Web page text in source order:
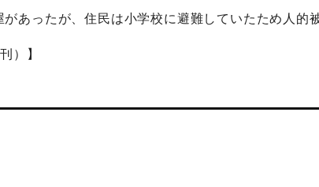
あったが、住民は小学校に避難していたため人的
）】